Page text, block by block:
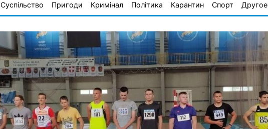
Суспільство Пригоди Кримінал Політика Карантин Спорт Другое